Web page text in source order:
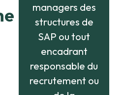
managers des
structures de
SAP ou tout
encadrant
responsable du
recrutement ou